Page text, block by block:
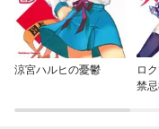
涼宮ハルヒの憂鬱
ロ
禁